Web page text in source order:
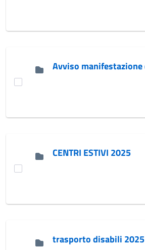
CENTRI ESTIVI 2025
trasporto disabili 2025